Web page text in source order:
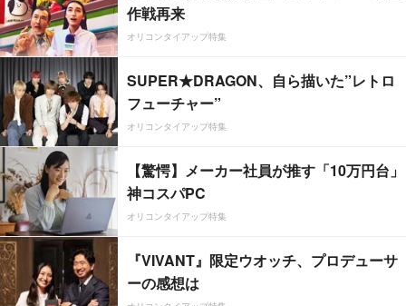
作戦再来
オリコンタイアップ特集
SUPER★DRAGON、自ら描いた”レトロ
フューチャー”
オリコンタイアップ特集
【驚愕】メーカー社員が推す「10万円台」
神コスパPC
オリコンタイアップ特集
『VIVANT』限定ウオッチ、プロデューサ
ーの感想は